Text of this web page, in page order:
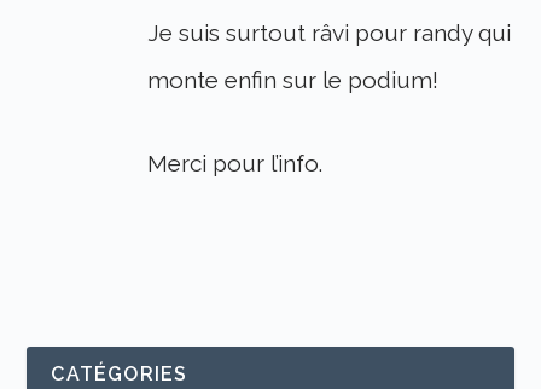
Je suis surtout râvi pour randy qui
monte enfin sur le podium!
Merci pour l’info.
CATÉGORIES